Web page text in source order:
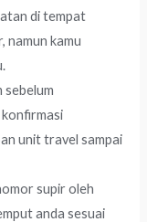
di tempat
namun kamu
sebelum
unit travel sampai
supir oleh
anda sesuai